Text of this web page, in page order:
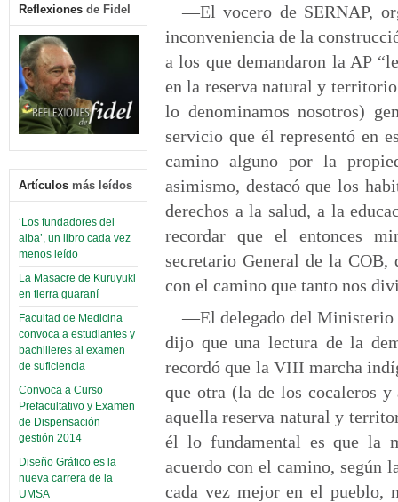
Reflexiones de Fidel
Artículos más leídos
‘Los fundadores del
alba’, un libro cada vez
menos leído
La Masacre de Kuruyuki
en tierra guaraní
Facultad de Medicina
convoca a estudiantes y
bachilleres al examen
de suficiencia
Convoca a Curso
Prefacultativo y Examen
de Dispensación
gestión 2014
Diseño Gráfico es la
nueva carrera de la
UMSA
—El vocero de SERNAP,
inconveniencia de la
a los que demandaron la AP
en la reserva natural y
lo denominamos nosotros)
servicio que él representó en
camino alguno por la
asimismo, destacó que los
derechos a la salud, a la
recordar que el entonces
secretario General de la
con el camino que tanto nos
—El delegado del Ministerio
dijo que una lectura de la
recordó que la VIII marcha
que otra (la de los cocaleros
aquella reserva natural y
él lo fundamental es que la
acuerdo con el camino, según
cada vez mejor en el pueblo,